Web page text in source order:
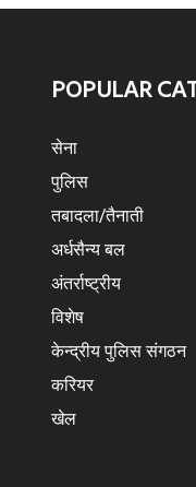
POPULAR
सेना
पुलिस
तबादला/तैनाती
अर्धसैन्य बल
अंतर्राष्ट्रीय
विशेष
केन्द्रीय पुलिस संगठन
करियर
खेल